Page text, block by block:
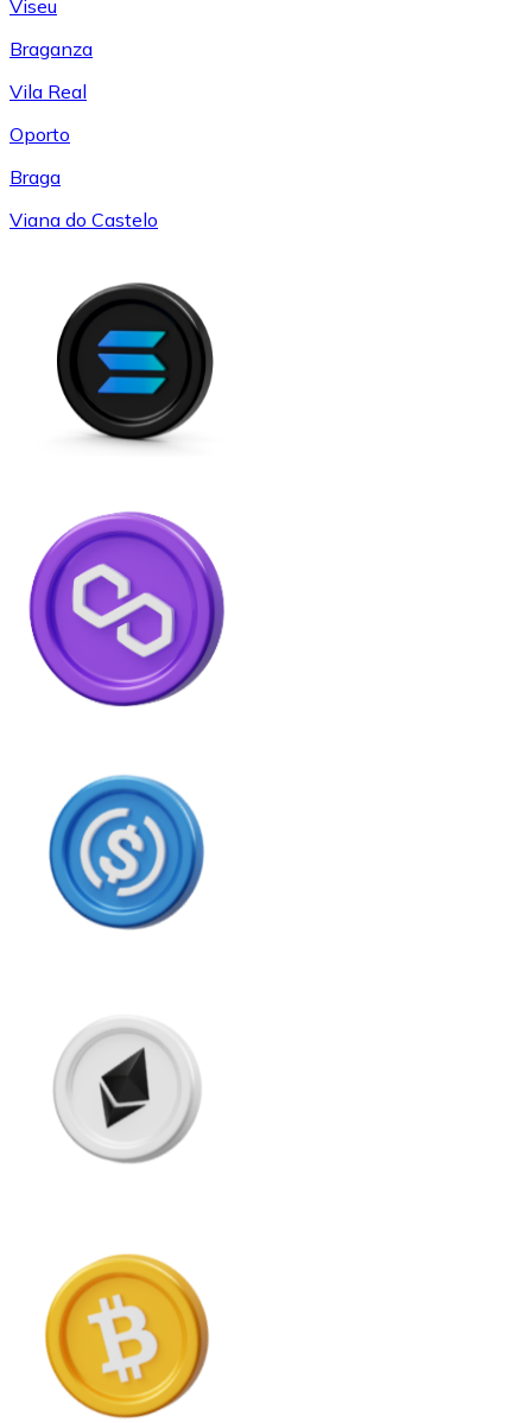
Viseu
Braganza
Vila Real
Oporto
Braga
Viana do Castelo